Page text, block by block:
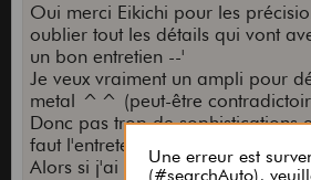
Oui merci Eikichi pour les
oublier tout les détails qui vont
un bon entretien --'
Je veux vraiment un ampli pour
metal ^^ (peut-être
Donc pas trop de sophistications
faut l'entretenir souvent
Alors si j'ai bien compris pas